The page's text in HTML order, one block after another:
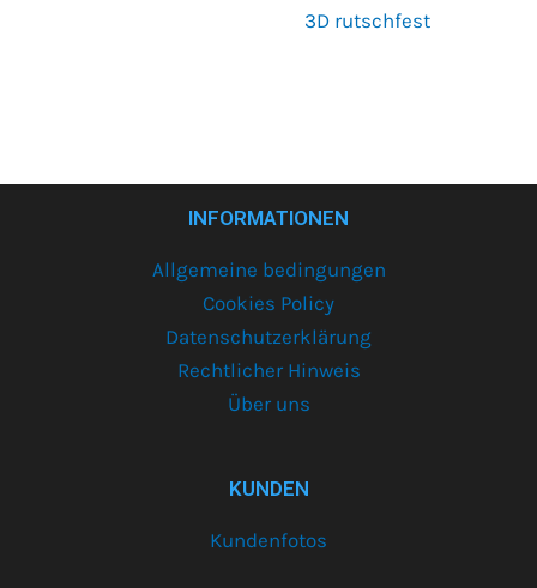
3D rutschfest
INFORMATIONEN
Allgemeine bedingungen
Cookies Policy
Datenschutzerklärung
Rechtlicher Hinweis
Über uns
KUNDEN
Kundenfotos